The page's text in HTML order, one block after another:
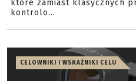
które zamiast klasycznych
kontrolo...
CELOWNIKI I WSKAŹNIKI CELU